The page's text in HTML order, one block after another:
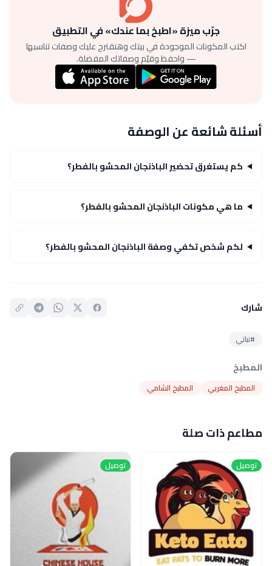
جرّب ميزة «اطبخ بما عندك» في التطبيق
اكتب المكونات الموجودة في بيتك وهنقترح عليك وصفات تناسبها
— واحفظ وقيّم وصفاتك المفضلة.
أسئلة شائعة عن الوصفة
كم يستغرق تحضير الباذنجان المحشو بالفطر؟
ما هي مكونات الباذنجان المحشو بالفطر؟
لكم شخص تكفي وصفة الباذنجان المحشو بالفطر؟
شارك
#نباتي
المطبخ
المطبخ المغربي المطبخ الشامي
مطاعم ذات صلة
توصيل توصيل